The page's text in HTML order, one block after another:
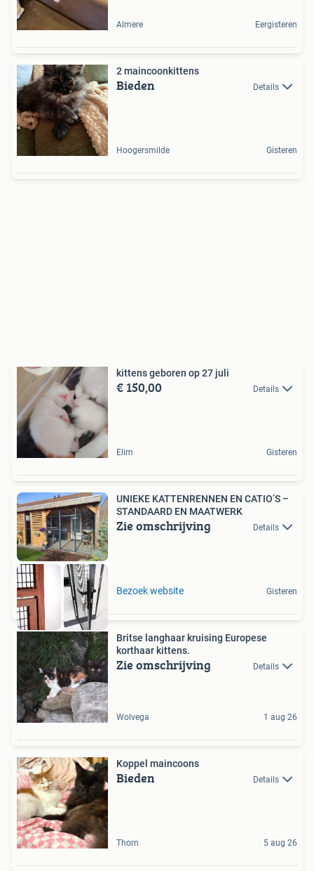
Almere Eergisteren
2 maincoonkittens
Bieden Details
Hoogersmilde Gisteren
kittens geboren op 27 juli
€ 150,00 Details
Elim Gisteren
UNIEKE KATTENRENNEN EN CATIO’S –
STANDAARD EN MAATWERK
Zie omschrijving Details
Bezoek website Gisteren
Britse langhaar kruising Europese
korthaar kittens.
Zie omschrijving Details
Wolvega 1 aug 26
Koppel maincoons
Bieden Details
Thorn 5 aug 26